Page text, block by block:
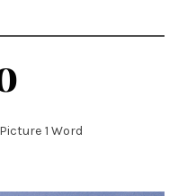
Picture 1 Word